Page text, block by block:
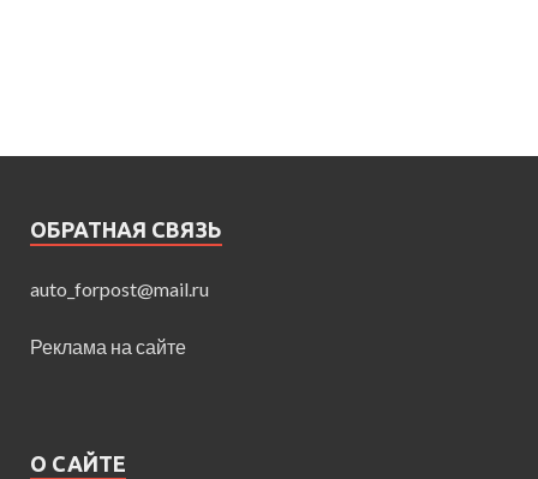
ОБРАТНАЯ СВЯЗЬ
auto_forpost@mail.ru
Реклама на сайте
О САЙТЕ